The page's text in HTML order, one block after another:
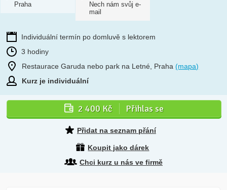
Praha
Nech nám svůj e-
mail
Individuální termín po domluvě s lektorem
3 hodiny
Restaurace Garuda nebo park na Letné, Praha(mapa)
Kurz je individuální
2 400 Kč Přihlas se
Přidat na seznam přání
Koupit jako dárek
Chci kurz u nás ve firmě